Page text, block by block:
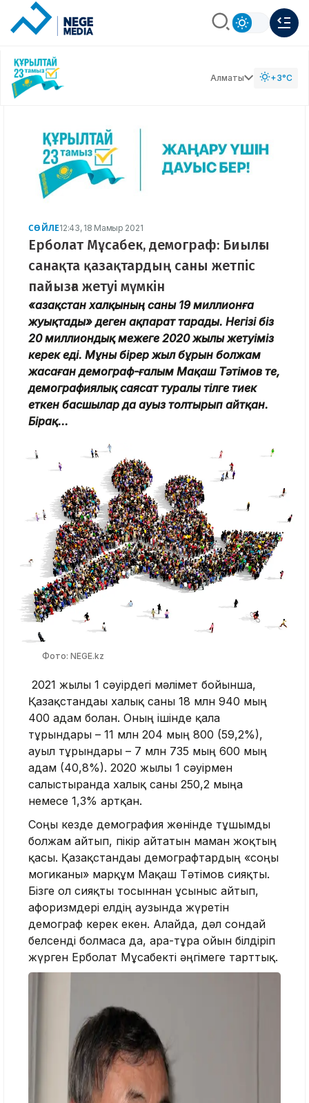
Алматы +3°C
СӨЙЛЕ12:43, 18 Мамыр 2021
Ерболат Мұсабек, демограф: Биылғы
санақта қазақтардың саны жетпіс
пайызға жетуі мүмкін
«Қазақстан халқының саны 19 миллионға
жуықтады» деген ақпарат тарады. Негізі біз
20 миллиондық межеге 2020 жылы жетуіміз
керек еді. Мұны бірер жыл бұрын болжам
жасаған демограф-ғалым Мақаш Тәтімов те,
демографиялық саясат туралы тілге тиек
еткен басшылар да ауыз толтырып айтқан.
Бірақ...
Фото: NEGE.kz
2021 жылғы 1 сәуірдегі мәлімет бойынша,
Қазақстандағы халық саны 18 млн 940 мың
400 адам болған. Оның ішінде қала
тұрғындары – 11 млн 204 мың 800 (59,2%),
ауыл тұрғындары – 7 млн 735 мың 600 мың
адам (40,8%). 2020 жылғы 1 сәуірмен
салыстырғанда халық саны 250,2 мыңға
немесе 1,3% артқан.
Соңғы кезде демография жөнінде тұшымды
болжам айтып, пікір айтатын маман жоқтың
қасы. Қазақстандағы демографтардың «соңғы
могиканы» марқұм Мақаш Тәтімов сияқты.
Бізге ол сияқты тосыннан ұсыныс айтып,
афоризмдері елдің аузында жүретін
демограф керек екен. Алайда, дәл сондай
белсенді болмаса да, ара-тұра ойын білдіріп
жүрген Ерболат Мұсабекті әңгімеге тарттық.